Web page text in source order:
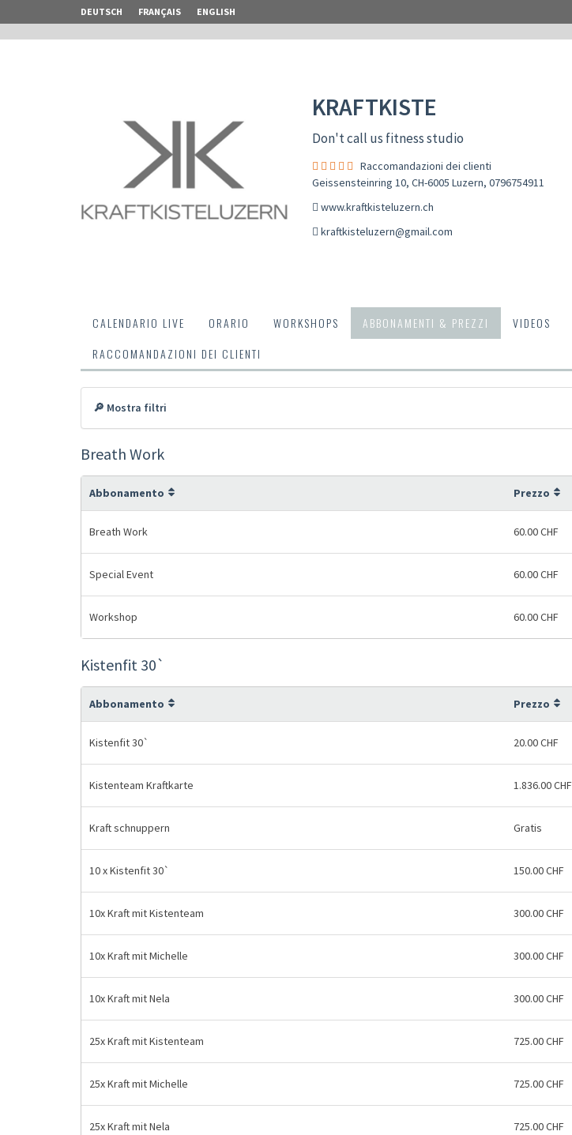
DEUTSCH FRANÇAIS ENGLISH
KRAFTKISTE
Don't call us fitness studio
Raccomandazioni dei clienti
Geissensteinring 10, CH-6005 Luzern, 0796754911
www.kraftkisteluzern.ch
kraftkisteluzern@gmail.com
CALENDARIO LIVE ORARIO WORKSHOPS ABBONAMENTI & PREZZI VIDEOS
RACCOMANDAZIONI DEI CLIENTI
🔎 Mostra filtri
Breath Work
Abbonamento Prezzo
Breath Work 60.00 CHF
Special Event 60.00 CHF
Workshop 60.00 CHF
Kistenfit 30`
Abbonamento Prezzo
Kistenfit 30` 20.00 CHF
Kistenteam Kraftkarte 1.836.00 CHF
Kraft schnuppern Gratis
10 x Kistenfit 30` 150.00 CHF
10x Kraft mit Kistenteam 300.00 CHF
10x Kraft mit Michelle 300.00 CHF
10x Kraft mit Nela 300.00 CHF
25x Kraft mit Kistenteam 725.00 CHF
25x Kraft mit Michelle 725.00 CHF
25x Kraft mit Nela 725.00 CHF